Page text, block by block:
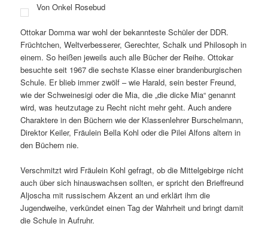
Von Onkel Rosebud
Ottokar Domma war wohl der bekannteste Schüler der DDR.
Früchtchen, Weltverbesserer, Gerechter, Schalk und Philosoph in
einem. So heißen jeweils auch alle Bücher der Reihe. Ottokar
besuchte seit 1967 die sechste Klasse einer brandenburgischen
Schule. Er blieb immer zwölf – wie Harald, sein bester Freund,
wie der Schweinesigi oder die Mia, die „die dicke Mia“ genannt
wird, was heutzutage zu Recht nicht mehr geht. Auch andere
Charaktere in den Büchern wie der Klassenlehrer Burschelmann,
Direktor Keiler, Fräulein Bella Kohl oder die Pilei Alfons altern in
den Büchern nie.
Verschmitzt wird Fräulein Kohl gefragt, ob die Mittelgebirge nicht
auch über sich hinauswachsen sollten, er spricht den Brieffreund
Aljoscha mit russischem Akzent an und erklärt ihm die
Jugendweihe, verkündet einen Tag der Wahrheit und bringt damit
die Schule in Aufruhr.